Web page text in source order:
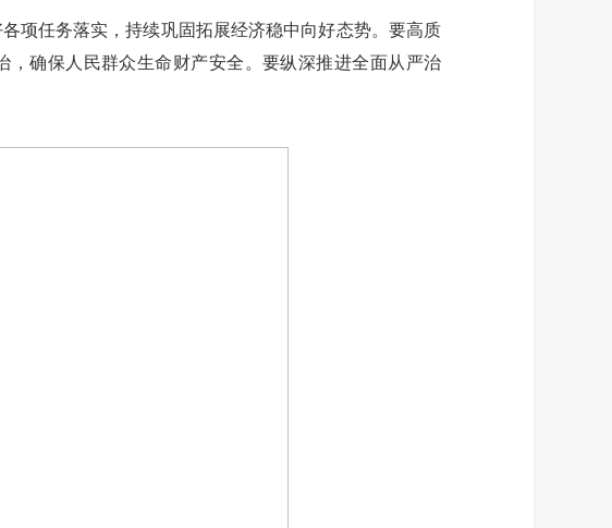
任务落实，持续巩固拓展经济稳中向好态势。要高质
，确保人民群众生命财产安全。要纵深推进全面从严治